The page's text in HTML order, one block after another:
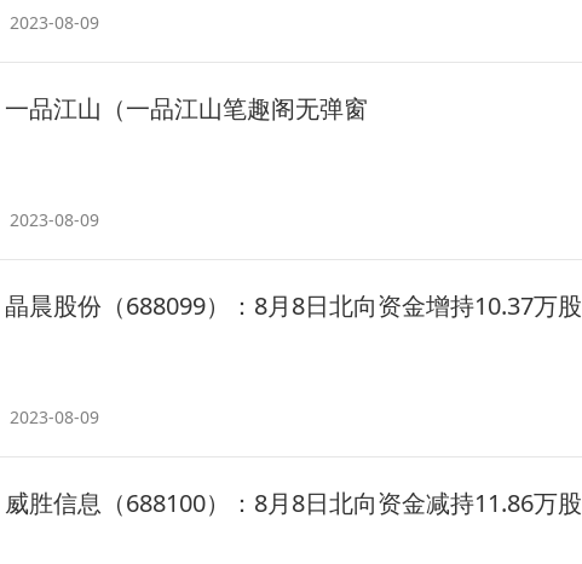
2023-08-09
一品江山（一品江山笔趣阁无弹窗
2023-08-09
晶晨股份（688099）：8月8日北向资金增持10.37万股
2023-08-09
威胜信息（688100）：8月8日北向资金减持11.86万股